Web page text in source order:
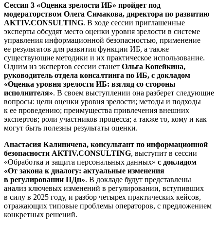
Сессия 3 «Оценка зрелости ИБ» пройдет под
модераторством Олега Симакова, директора по развитию
AKTIV.CONSULTING. В ходе сессии приглашенные
эксперты обсудят место оценки уровня зрелости в системе
управления информационной безопасностью, применение
ее результатов для развития функции ИБ, а также
существующие методики и их практическое использование.
Одним из экспертов сессии станет Ольга Копейкина,
руководитель отдела консалтинга по ИБ, с докладом
«Оценка уровня зрелости ИБ: взгляд со стороны
исполнителя». В своем выступлении она разберет следующие
вопросы: цели оценки уровня зрелости; методы и подходы
к ее проведению; преимущества привлечения внешних
экспертов; роли участников процесса; а также то, кому и как
могут быть полезны результаты оценки.
Анастасия Калиничева, консультант по информационной
безопасности AKTIV.CONSULTING, выступит в сессии
«Обработка и защита персональных данных» с докладом
«От закона к диалогу: актуальные изменения
в регулировании ПДн». В докладе будут представлены
анализ ключевых изменений в регулировании, вступивших
в силу в 2025 году, и разбор четырех практических кейсов,
отражающих типовые проблемы операторов, с предложением
конкретных решений.